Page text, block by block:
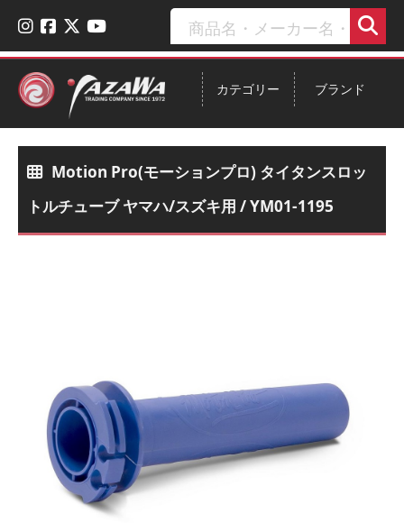
ブランド
カテゴリー
Motion Pro(モーションプロ) タイタンスロッ
トルチューブ ヤマハ/スズキ用 / YM01-1195